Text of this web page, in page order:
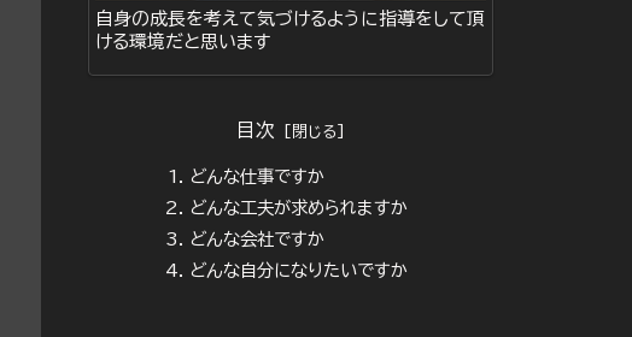
自身の成長を考えて気づけるように指導をして頂
ける環境だと思います
目次
どんな仕事ですか
どんな工夫が求められますか
どんな会社ですか
どんな自分になりたいですか